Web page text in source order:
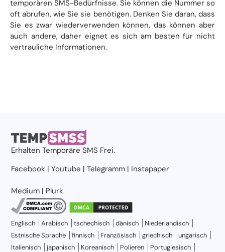
temporären SMS-Bedürfnisse. Sie können die Nummer so
oft abrufen, wie Sie sie benötigen. Denken Sie daran, dass
Sie es zwar wiederverwenden können, das können aber
auch andere, daher eignet es sich am besten für nicht
vertrauliche Informationen.
ErhaltenTemporäre SMS Frei.
Facebook |Youtube |Telegramm | Instapaper
Medium | Plurk
Englisch Arabisch tschechisch dänisch
Niederländisch
Estnische Sprache
finnisch Französisch griechisch
ungarisch
Italienisch
japanisch Koreanisch Polieren
Portugiesisch